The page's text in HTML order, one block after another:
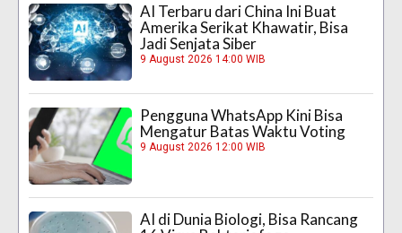
AI Terbaru dari China Ini Buat
Amerika Serikat Khawatir, Bisa
Jadi Senjata Siber
9 August 2026 14:00 WIB
Pengguna WhatsApp Kini Bisa
Mengatur Batas Waktu Voting
9 August 2026 12:00 WIB
AI di Dunia Biologi, Bisa Rancang